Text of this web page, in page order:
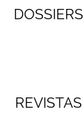
DOSSIERS
REVISTAS